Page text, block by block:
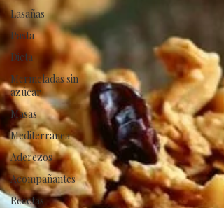
Lasañas
Pasta
Dieta
Mermeladas sin
azúcar
Masas
Mediterranea
Aderezos
Acompañantes
Recetas